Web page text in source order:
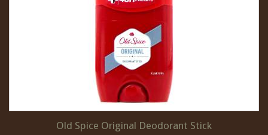
Old Spice Original Deodorant Stick